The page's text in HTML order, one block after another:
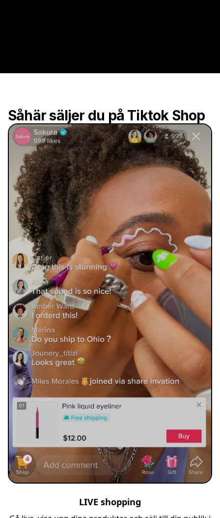
Såhär säljer du på Tiktok Shop
LIVE shopping